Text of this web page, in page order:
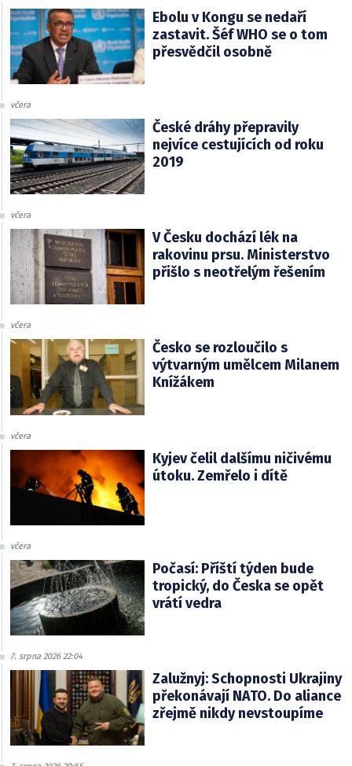
Ebolu v Kongu se nedaří
zastavit. Šéf WHO se o tom
přesvědčil osobně
včera
České dráhy přepravily
nejvíce cestujících od roku
2019
včera
V Česku dochází lék na
rakovinu prsu. Ministerstvo
přišlo s neotřelým řešením
včera
Česko se rozloučilo s
výtvarným umělcem Milanem
Knížákem
včera
Kyjev čelil dalšímu ničivému
útoku. Zemřelo i dítě
včera
Počasí: Příští týden bude
tropický, do Česka se opět
vrátí vedra
7. srpna 2026 22:04
Zalužnyj: Schopnosti Ukrajiny
překonávají NATO. Do aliance
zřejmě nikdy nevstoupíme